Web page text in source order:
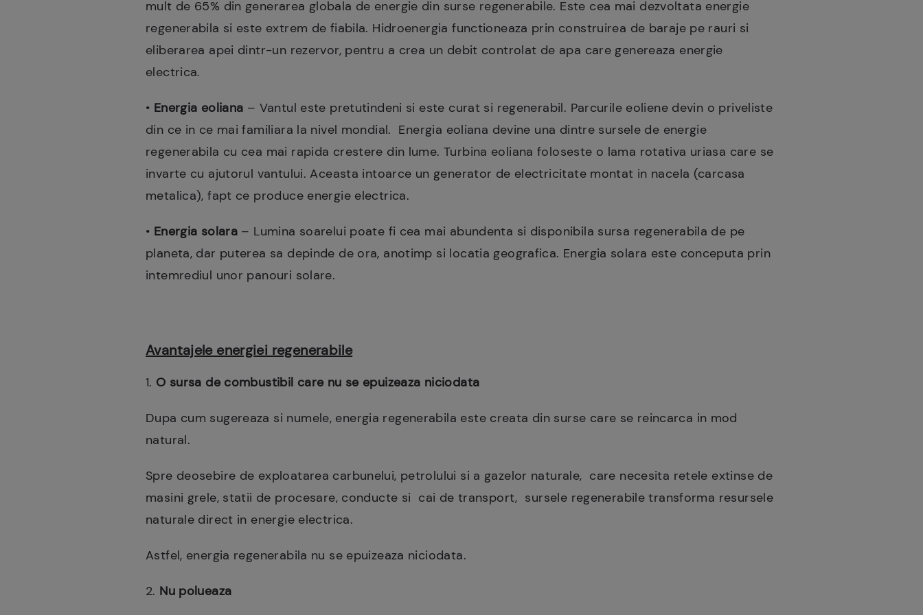
mult de 65% din generarea globala de energie din surse regenerabile. Este cea mai dezvoltata energie
regenerabila si este extrem de fiabila. Hidroenergia functioneaza prin construirea de baraje pe rauri si
eliberarea apei dintr-un rezervor, pentru a crea un debit controlat de apa care genereaza energie
electrica.
• Energia eoliana – Vantul este pretutindeni si este curat si regenerabil. Parcurile eoliene devin o priveliste
din ce in ce mai familiara la nivel mondial. Energia eoliana devine una dintre sursele de energie
regenerabila cu cea mai rapida crestere din lume. Turbina eoliana foloseste o lama rotativa uriasa care se
invarte cu ajutorul vantului. Aceasta intoarce un generator de electricitate montat in nacela (carcasa
metalica), fapt ce produce energie electrica.
• Energia solara – Lumina soarelui poate fi cea mai abundenta si disponibila sursa regenerabila de pe
planeta, dar puterea sa depinde de ora, anotimp si locatia geografica. Energia solara este conceputa prin
intemrediul unor panouri solare.
Avantajele energiei regenerabile
1. O sursa de combustibil care nu se epuizeaza niciodata
Dupa cum sugereaza si numele, energia regenerabila este creata din surse care se reincarca in mod
natural.
Spre deosebire de exploatarea carbunelui, petrolului si a gazelor naturale, care necesita retele extinse de
masini grele, statii de procesare, conducte si cai de transport, sursele regenerabile transforma resursele
naturale direct in energie electrica.
Astfel, energia regenerabila nu se epuizeaza niciodata.
2. Nu polueaza